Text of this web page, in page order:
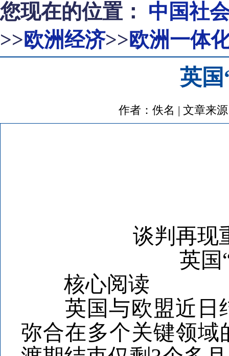
您现在的位置： 中国社
>>欧洲经济>>欧洲一体
英国
作者：佚名 | 文章来源
谈判再现
英国
核心阅读
英国与欧盟近日结
弥合在多个关键领域